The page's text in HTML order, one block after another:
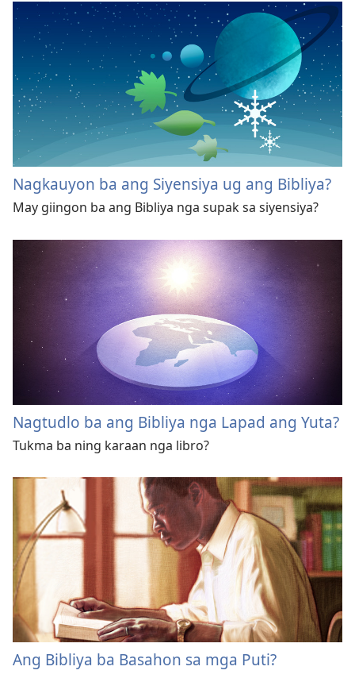
Nagkauyon ba ang Siyensiya ug ang Bibliya?
May giingon ba ang Bibliya nga supak sa siyensiya?
Nagtudlo ba ang Bibliya nga Lapad ang Yuta?
Tukma ba ning karaan nga libro?
Ang Bibliya ba Basahon sa mga Puti?